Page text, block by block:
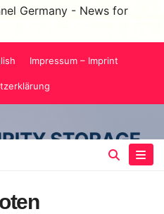
Germany - News for
Impressum – Imprint